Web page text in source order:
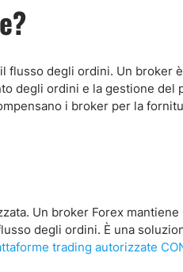
flusso degli ordini. Un broker
degli ordini e la gestione del
i broker per la
Un broker Forex mantiene
degli ordini. È una
trading autorizzate